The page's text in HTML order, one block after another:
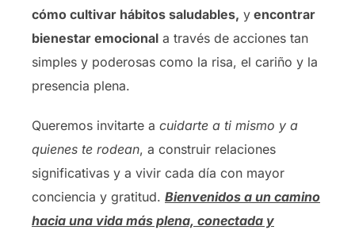
cómo cultivar hábitos saludables, y encontrar
bienestar emocional a través de acciones tan
simples y poderosas como la risa, el cariño y la
presencia plena.
Queremos invitarte a cuidarte a ti mismo y a
quienes te rodean, a construir relaciones
significativas y a vivir cada día con mayor
conciencia y gratitud. Bienvenidos a un camino
hacia una vida más plena, conectada y